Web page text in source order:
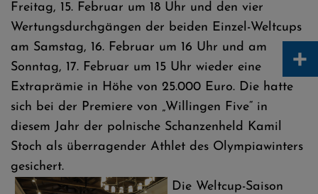
Freitag, 15. Februar um 18 Uhr und den vier
Wertungsdurchgängen der beiden Einzel-Weltcups
am Samstag, 16. Februar um 16 Uhr und am
Sonntag, 17. Februar um 15 Uhr wieder eine
Extraprämie in Höhe von 25.000 Euro. Die hatte
sich bei der Premiere von „Willingen Five“ in
diesem Jahr der polnische Schanzenheld Kamil
Stoch als überragender Athlet des Olympiawinters
gesichert.
Die Weltcup-Saison
+